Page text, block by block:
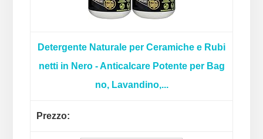
Detergente Naturale per Ceramiche e Rubi
netti in Nero - Anticalcare Potente per Bag
no, Lavandino,...